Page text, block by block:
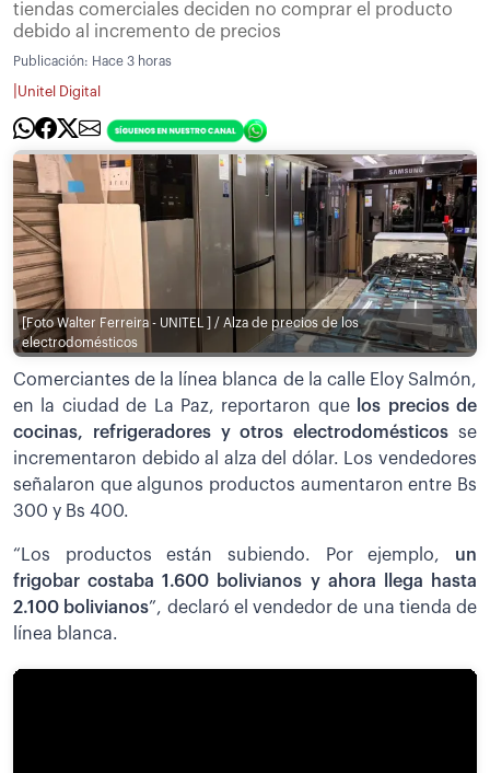
tiendas comerciales deciden no comprar el producto
debido al incremento de precios
Publicación: Hace 3 horas
Unitel Digital
[Foto Walter Ferreira - UNITEL ] / Alza de precios de los
electrodomésticos
Comerciantes de la línea blanca de la calle Eloy Salmón,
en la ciudad de La Paz, reportaron que
los precios de
cocinas, refrigeradores y otros electrodomésticos se
incrementaron debido al alza del dólar. Los vendedores
señalaron que algunos productos aumentaron entre Bs
300 y Bs 400.
“Los productos están subiendo. Por ejemplo, un
frigobar costaba 1.600 bolivianos y ahora llega hasta
2.100 bolivianos”, declaró el vendedor de una tienda de
línea blanca.